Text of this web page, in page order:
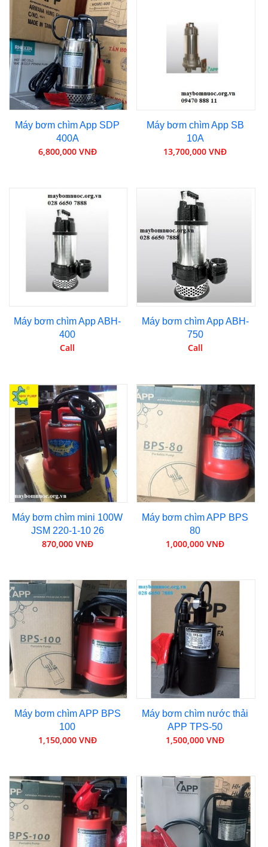
Máy bơm chìm App SDP
400A
6,800,000 VNĐ
Máy bơm chìm App SB
10A
13,700,000 VNĐ
Máy bơm chìm App ABH-
400
Call
Máy bơm chìm App ABH-
750
Call
Máy bơm chìm mini 100W
JSM 220-1-10 26
870,000 VNĐ
Máy bơm chìm APP BPS
80
1,000,000 VNĐ
Máy bơm chìm APP BPS
100
1,150,000 VNĐ
Máy bơm chìm nước thải
APP TPS-50
1,500,000 VNĐ